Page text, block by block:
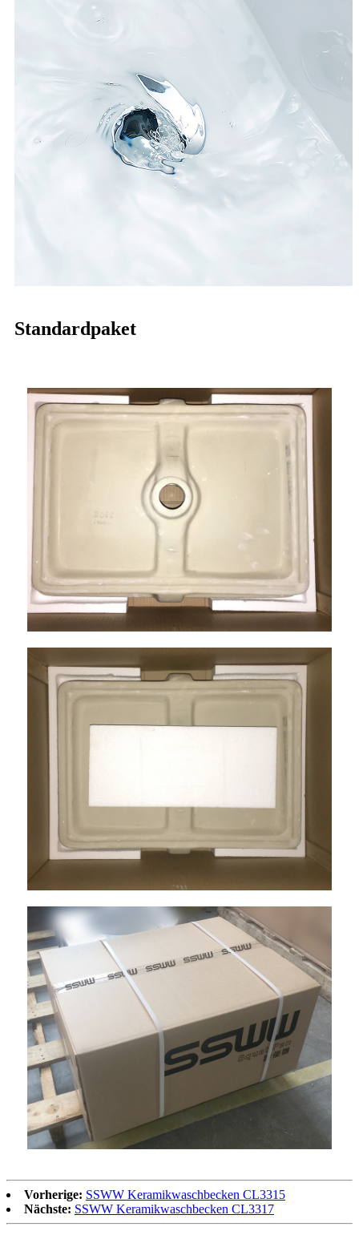
Standardpaket
Vorherige: SSWW Keramikwaschbecken CL3315
Nächste: SSWW Keramikwaschbecken CL3317